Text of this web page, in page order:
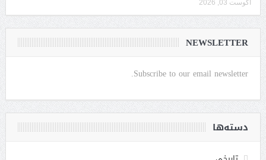
آگوست 03, 2026
NEWSLETTER
Subscribe to our email newsletter.
دسته‌ها